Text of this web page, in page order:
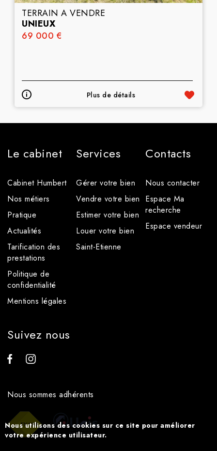
TERRAIN A VENDRE
UNIEUX
69 000 €
Plus de détails
Le cabinet
Cabinet Humbert
Nos métiers
Pratique
Actualités
Tarification des
prestations
Politique de
confidentialité
Mentions légales
Services
Gérer votre bien
Vendre votre bien
Estimer votre bien
Louer votre bien
Saint-Etienne
Contacts
Nous contacter
Espace Ma
recherche
Espace vendeur
Suivez nous
Nous sommes adhérents
Nous utilisons des cookies sur ce site pour améliorer
votre expérience utilisateur.